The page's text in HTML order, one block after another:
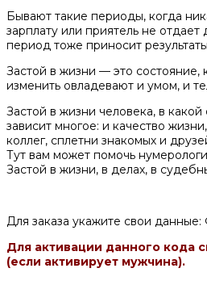
Бывают такие периоды, когда
зарплату или приятель не
период тоже приносит
Застой в жизни — это состояние,
изменить овладевают и умом, и
Застой в жизни человека, в
зависит многое: и качество
коллег, сплетни знакомых и
Тут вам может помочь
Застой в жизни, в делах, в
Для заказа укажите свои
Для активации данного кода
(если активирует мужчина).